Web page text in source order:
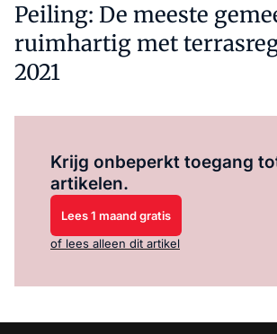
Peiling: De meeste
ruimhartig met
2021
Krijg onbeperkt toegang
artikelen.
Lees 1 maand gratis
of lees alleen dit artikel